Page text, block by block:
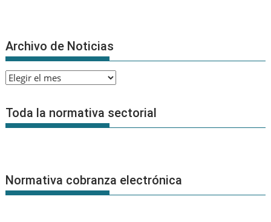
Archivo de Noticias
Archivo
Noticias
Toda la normativa sectorial
Normativa cobranza electrónica